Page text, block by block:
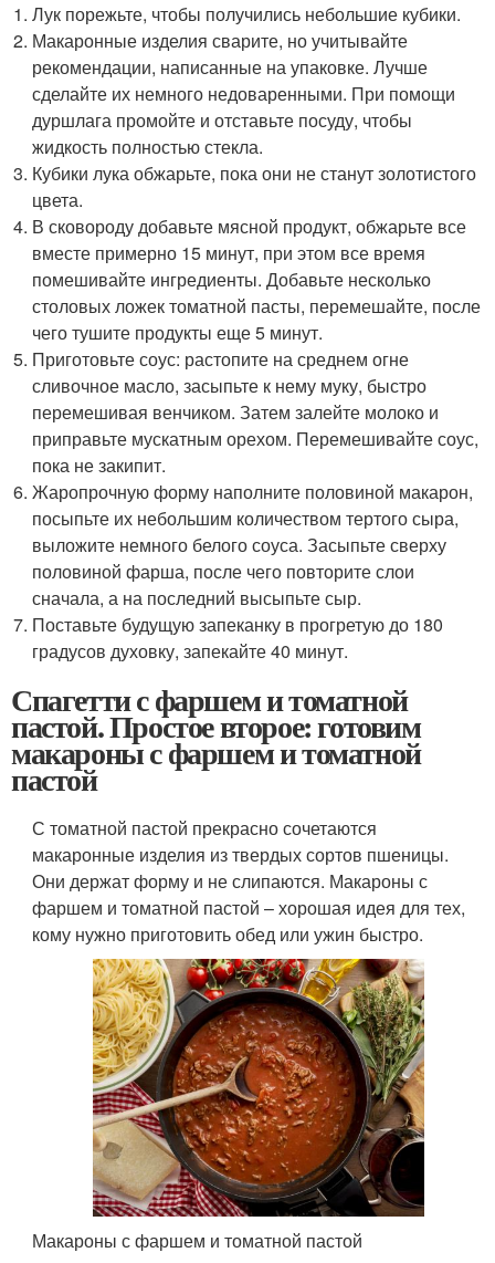
Лук порежьте, чтобы получились небольшие кубики.
Макаронные изделия сварите, но учитывайте
рекомендации, написанные на упаковке. Лучше
сделайте их немного недоваренными. При помощи
дуршлага промойте и отставьте посуду, чтобы
жидкость полностью стекла.
Кубики лука обжарьте, пока они не станут золотистого
цвета.
В сковороду добавьте мясной продукт, обжарьте все
вместе примерно 15 минут, при этом все время
помешивайте ингредиенты. Добавьте несколько
столовых ложек томатной пасты, перемешайте, после
чего тушите продукты еще 5 минут.
Приготовьте соус: растопите на среднем огне
сливочное масло, засыпьте к нему муку, быстро
перемешивая венчиком. Затем залейте молоко и
приправьте мускатным орехом. Перемешивайте соус,
пока не закипит.
Жаропрочную форму наполните половиной макарон,
посыпьте их небольшим количеством тертого сыра,
выложите немного белого соуса. Засыпьте сверху
половиной фарша, после чего повторите слои
сначала, а на последний высыпьте сыр.
Поставьте будущую запеканку в прогретую до 180
градусов духовку, запекайте 40 минут.
Спагетти с фаршем и томатной
пастой. Простое второе: готовим
макароны с фаршем и томатной
пастой
С томатной пастой прекрасно сочетаются
макаронные изделия из твердых сортов пшеницы.
Они держат форму и не слипаются. Макароны с
фаршем и томатной пастой – хорошая идея для тех,
кому нужно приготовить обед или ужин быстро.
Макароны с фаршем и томатной пастой